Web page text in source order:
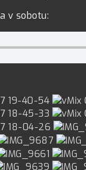
v sobotu: